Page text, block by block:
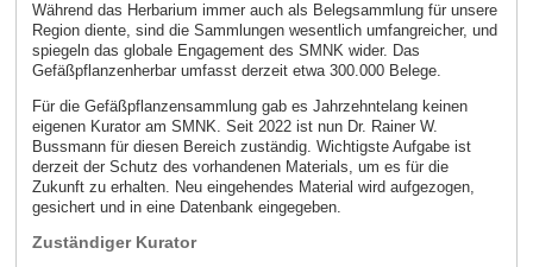
Während das Herbarium immer auch als Belegsammlung für unsere
Region diente, sind die Sammlungen wesentlich umfangreicher, und
spiegeln das globale Engagement des SMNK wider. Das
Gefäßpflanzenherbar umfasst derzeit etwa 300.000 Belege.
Für die Gefäßpflanzensammlung gab es Jahrzehntelang keinen
eigenen Kurator am SMNK. Seit 2022 ist nun Dr. Rainer W.
Bussmann für diesen Bereich zuständig. Wichtigste Aufgabe ist
derzeit der Schutz des vorhandenen Materials, um es für die
Zukunft zu erhalten. Neu eingehendes Material wird aufgezogen,
gesichert und in eine Datenbank eingegeben.
Zuständiger Kurator